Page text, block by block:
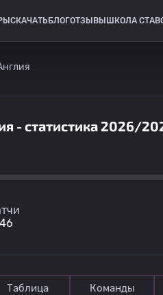
СКАЧАТЬ БЛОГОТЗЫВЫ ШКОЛА
- статистика 2026/
Таблица Команды
Сент-